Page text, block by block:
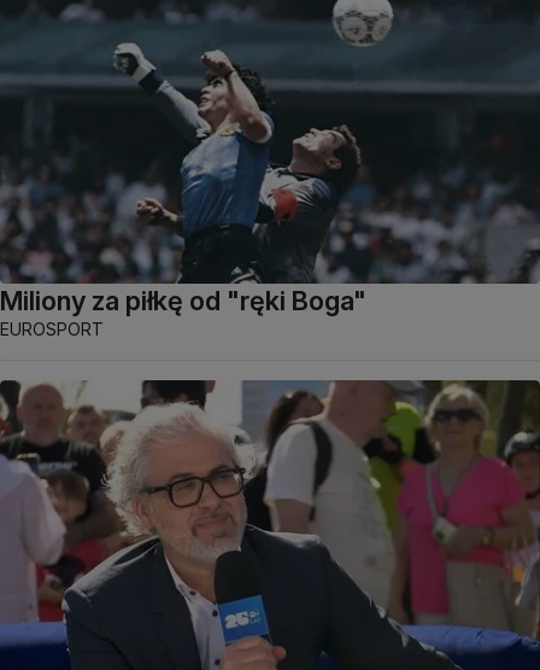
Miliony za piłkę od "ręki Boga"
EUROSPORT